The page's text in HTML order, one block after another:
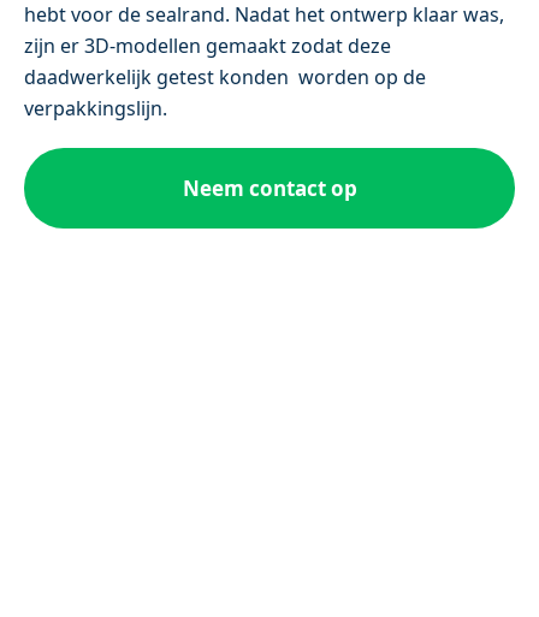
hebt voor de sealrand. Nadat het ontwerp klaar was,
zijn er 3D-modellen gemaakt zodat deze
daadwerkelijk getest konden worden op de
verpakkingslijn.
Neem contact op